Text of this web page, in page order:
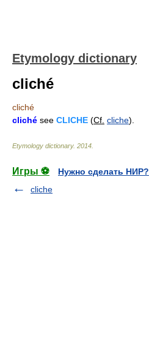
Etymology dictionary
cliché
cliché
cliché see CLICHE (Cf. cliche).
Etymology dictionary. 2014
Игры ⚽
Нужно сделать НИР?
cliche